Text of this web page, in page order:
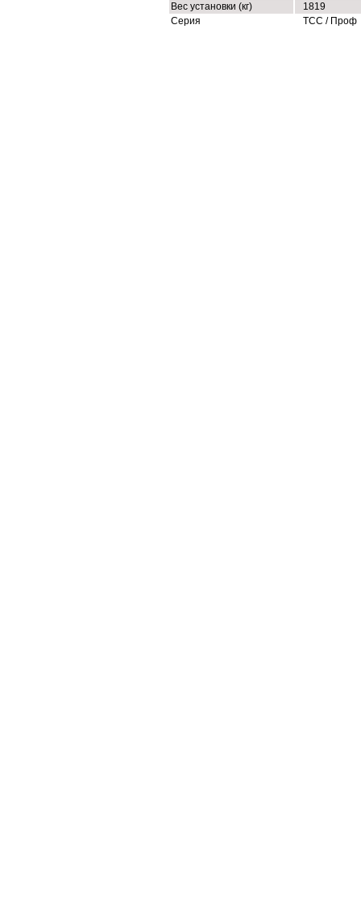
Вес установки (кг)
1819
Серия
ТСС / Проф